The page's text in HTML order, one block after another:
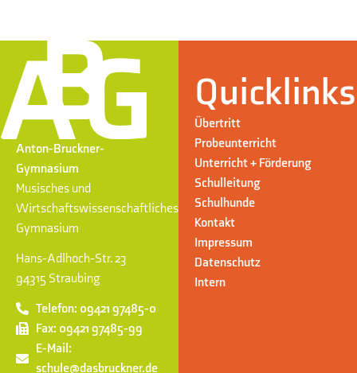
Anton-Bruckner-
Gymnasium
Musisches und
Wirtschaftswissenschaftliches
Gymnasium
Hans-Adlhoch-Str. 23
94315 Straubing
Telefon: 09421 97485-0
Fax: 09421 97485-99
E-Mail:
schule@dasbruckner.de
Quicklinks
Übertritt
Probeunterricht
Unterricht + Förderung
Schulleitung
Schulhunde
Kontakt
Impressum
Datenschutz
Intern